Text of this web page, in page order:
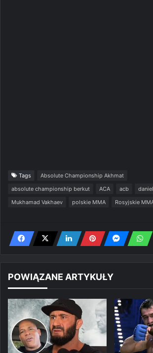
Tags
Absolute Championship Akhmat
absolute championship berkut
ACA acb
Mukhamad Vakhaev
polskie MMA Rosyjskie
POWIĄZANE ARTYKUŁY